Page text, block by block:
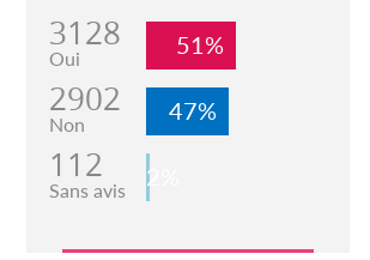
3128
Oui 51%
2902
Non 47%
112
Sans avis 2%